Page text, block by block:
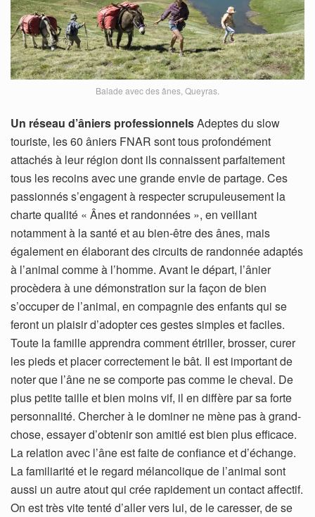
Balade avec des ânes, Queyras.
Un réseau d’âniers professionnelsAdeptes du slow
touriste, les 60 âniers FNAR sont tous profondément
attachés à leur région dont ils connaissent parfaitement
tous les recoins avec une grande envie de partage. Ces
passionnés s’engagent à respecter scrupuleusement la
charte qualité « Ânes et randonnées », en veillant
notamment à la santé et au bien-être des ânes, mais
également en élaborant des circuits de randonnée adaptés
à l’animal comme à l’homme. Avant le départ, l’ânier
procèdera à une démonstration sur la façon de bien
s’occuper de l’animal, en compagnie des enfants qui se
feront un plaisir d’adopter ces gestes simples et faciles.
Toute la famille apprendra comment étriller, brosser, curer
les pieds et placer correctement le bât. Il est important de
noter que l’âne ne se comporte pas comme le cheval. De
plus petite taille et bien moins vif, il en diffère par sa forte
personnalité. Chercher à le dominer ne mène pas à grand-
chose, essayer d’obtenir son amitié est bien plus efficace.
La relation avec l’âne est faite de confiance et d’échange.
La familiarité et le regard mélancolique de l’animal sont
aussi un autre atout qui crée rapidement un contact affectif.
On est très vite tenté d’aller vers lui, de le caresser, de se